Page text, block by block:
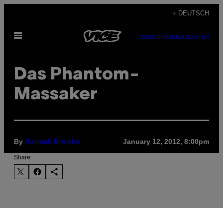
content
+ DEUTSCH
Open
SUBSCRIBENEWSLETTER
Das Phantom-
Massaker
By Hannah Brooks January 12, 2012, 8:00pm
Share: